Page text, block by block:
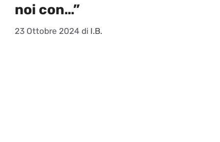
noi con…”
23 Ottobre 2024 di I.B.